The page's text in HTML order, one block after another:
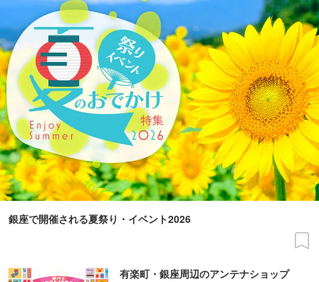
銀座で開催される夏祭り・イベント2026
有楽町・銀座周辺のアンテナショップ